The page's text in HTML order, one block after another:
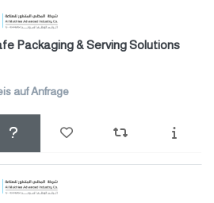
Packaging & Serving Solutions
auf Anfrage